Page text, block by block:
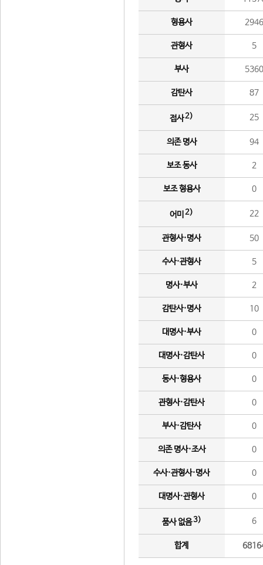
형용사 2946
관형사 5
부사 5360
감탄사 87
접사2) 25
의존 명사 94
보조 동사 2
보조 형용사 0
어미 2) 22
관형사·명사 50
수사·관형사 5
명사·부사 2
감탄사·명사 10
대명사·부사 0
대명사·감탄사 0
동사·형용사 0
관형사·감탄사 0
부사·감탄사 0
의존 명사·조사 0
수사·관형사·명사 0
대명사·관형사 0
품사 없음3) 6
합계